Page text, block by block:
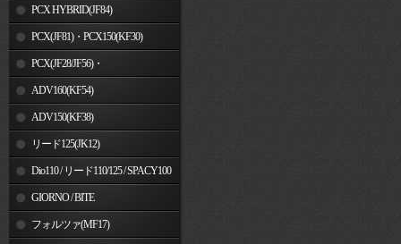
PCX HYBRID(JF84)
PCX(JF81)・PCX150(KF30)
PCX(JF28/JF56)・
PCX150(KF12/KF18)
ADV160(KF54)
ADV150(KF38)
リード125(JK12)
Dio110 / リード110/125 / SPACY100
GIORNO / BITE
フォルツァ(MF17)